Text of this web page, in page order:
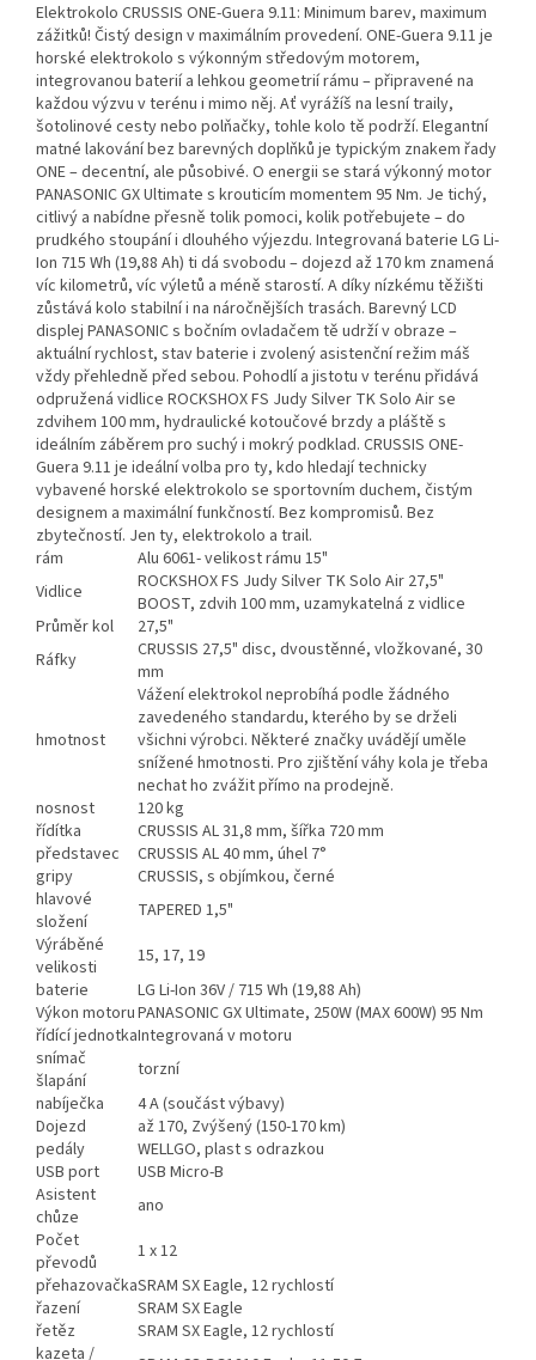
Elektrokolo CRUSSIS ONE-Guera 9.11: Minimum barev, maximum
zážitků! Čistý design v maximálním provedení. ONE-Guera 9.11 je
horské elektrokolo s výkonným středovým motorem,
integrovanou baterií a lehkou geometrií rámu – připravené na
každou výzvu v terénu i mimo něj. Ať vyrážíš na lesní traily,
šotolinové cesty nebo polňačky, tohle kolo tě podrží. Elegantní
matné lakování bez barevných doplňků je typickým znakem řady
ONE – decentní, ale působivé. O energii se stará výkonný motor
PANASONIC GX Ultimate s krouticím momentem 95 Nm. Je tichý,
citlivý a nabídne přesně tolik pomoci, kolik potřebujete – do
prudkého stoupání i dlouhého výjezdu. Integrovaná baterie LG Li-
Ion 715 Wh (19,88 Ah) ti dá svobodu – dojezd až 170 km znamená
víc kilometrů, víc výletů a méně starostí. A díky nízkému těžišti
zůstává kolo stabilní i na náročnějších trasách. Barevný LCD
displej PANASONIC s bočním ovladačem tě udrží v obraze –
aktuální rychlost, stav baterie i zvolený asistenční režim máš
vždy přehledně před sebou. Pohodlí a jistotu v terénu přidává
odpružená vidlice ROCKSHOX FS Judy Silver TK Solo Air se
zdvihem 100 mm, hydraulické kotoučové brzdy a pláště s
ideálním záběrem pro suchý i mokrý podklad. CRUSSIS ONE-
Guera 9.11 je ideální volba pro ty, kdo hledají technicky
vybavené horské elektrokolo se sportovním duchem, čistým
designem a maximální funkčností. Bez kompromisů. Bez
zbytečností. Jen ty, elektrokolo a trail.
rám
Alu 6061- velikost rámu 15"
Vidlice
ROCKSHOX FS Judy Silver TK Solo Air 27,5"
BOOST, zdvih 100 mm, uzamykatelná z vidlice
Průměr kol
27,5"
Ráfky
CRUSSIS 27,5" disc, dvoustěnné, vložkované, 30
mm
hmotnost
Vážení elektrokol neprobíhá podle žádného
zavedeného standardu, kterého by se drželi
všichni výrobci. Některé značky uvádějí uměle
snížené hmotnosti. Pro zjištění váhy kola je třeba
nechat ho zvážit přímo na prodejně.
nosnost
120 kg
řídítka
CRUSSIS AL 31,8 mm, šířka 720 mm
představec
CRUSSIS AL 40 mm, úhel 7°
gripy
CRUSSIS, s objímkou, černé
hlavové
složení
TAPERED 1,5"
Výráběné
velikosti
15, 17, 19
baterie
LG Li-Ion 36V / 715 Wh (19,88 Ah)
Výkon motoruPANASONIC GX Ultimate, 250W (MAX 600W) 95 Nm
řídící jednotkaIntegrovaná v motoru
snímač
šlapání
torzní
nabíječka
4 A (součást výbavy)
Dojezd
až 170, Zvýšený (150-170 km)
pedály
WELLGO, plast s odrazkou
USB port
USB Micro-B
Asistent
chůze
ano
Počet
převodů
1 x 12
přehazovačkaSRAM SX Eagle, 12 rychlostí
řazení
SRAM SX Eagle
řetěz
SRAM SX Eagle, 12 rychlostí
kazeta /